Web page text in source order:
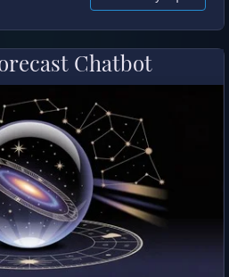
Chatbot